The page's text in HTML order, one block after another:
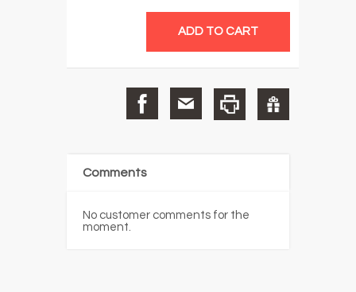
Comments
No customer comments for the
moment.